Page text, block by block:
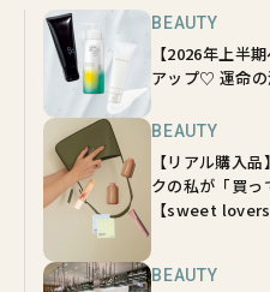
BEAUTY
【2026年上半
アップ♡ 運命の
BEAUTY
【リアル購入
クの私が「買っ
【sweet lovers
BEAUTY